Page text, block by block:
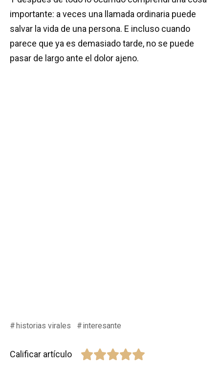
importante: a veces una llamada ordinaria puede
salvar la vida de una persona. E incluso cuando
parece que ya es demasiado tarde, no se puede
pasar de largo ante el dolor ajeno.
historias virales interesante
Calificar artículo